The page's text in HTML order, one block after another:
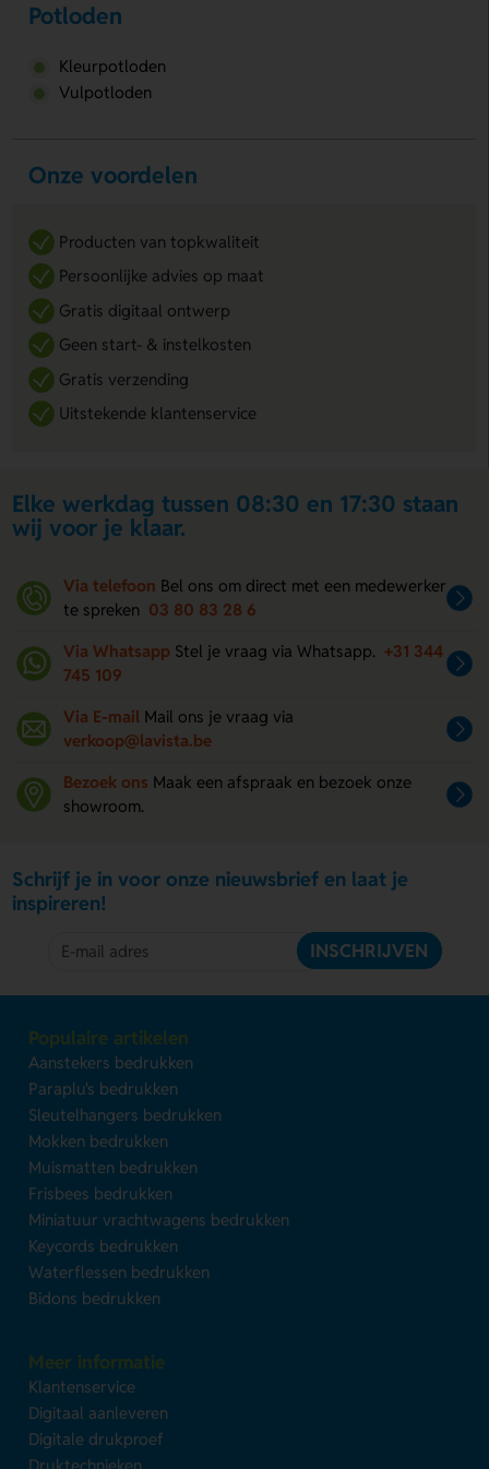
Potloden
Kleurpotloden
Vulpotloden
Onze voordelen
Producten van topkwaliteit
Persoonlijke advies op maat
Gratis digitaal ontwerp
Geen start- & instelkosten
Gratis verzending
Uitstekende klantenservice
Elke werkdag tussen 08:30 en 17:30 staan
wij voor je klaar.
Via telefoon Bel ons om direct met een medewerker
te spreken 03 80 83 28 6
Via Whatsapp Stel je vraag via Whatsapp. +31 344
745 109
Via E-mail Mail ons je vraag via
verkoop@lavista.be
Bezoek ons Maak een afspraak en bezoek onze
showroom.
Schrijf je in voor onze nieuwsbrief en laat je
inspireren!
INSCHRIJVEN
Populaire artikelen
Aanstekers bedrukken
Paraplu's bedrukken
Sleutelhangers bedrukken
Mokken bedrukken
Muismatten bedrukken
Frisbees bedrukken
Miniatuur vrachtwagens bedrukken
Keycords bedrukken
Waterflessen bedrukken
Bidons bedrukken
Meer informatie
Klantenservice
Digitaal aanleveren
Digitale drukproef
Druktechnieken